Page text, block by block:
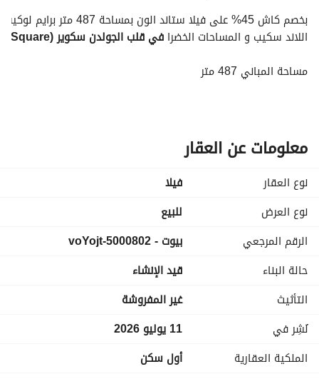
اللاند سكيب و المساحات الخضرا في قلب الجولدن سكوير (Golden Square) بالقاهرة الجديدة
مساحة المباني 487 متر
رسيبشن كبير 3 قطع
غرفة للناني بحمام خاص
السعر الاجمالي بعد خصم 45% : 27,500,000
تقسيط مرنة تصل إلى 12 عامًا.
الموقع: في قلب المربع الذهبي (Golden Square) بالقاهرة الجديدة
"Strive Realty: أكثر من 8 سنوات من الخبرة في خدمات العقارات"
معلومات عن العقار
نوع العقار
فیلا
نوع العرض
للبيع
الرقم المرجعي
بيوت - 5000802-voYojt
حالة البناء
قيد الإنشاء
التأثيث
غير المفروشة
نُشِر في
11 يوليو 2026
الملكية العقارية
أول سكن